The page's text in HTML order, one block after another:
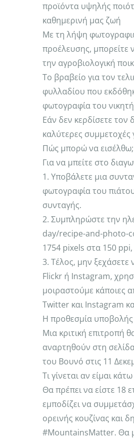
προϊόντα υψηλής
καθημερινή μας ζωή
Με τη λήψη
προέλευσης, μπορείτε
την αγροβιολογική
Το βραβείο για τον
φυλλαδίου που
φωτογραφία του
Εάν δεν κερδίσετε τον
καλύτερες
Πώς μπορώ να εισέλθω;
Για να μπείτε στο
1. Υποβάλετε μια
φωτογραφία του
συνταγής.
2. Συμπληρώστε την
day/recipe-and-photo-
1754 pixels στα 150 ppi,
3. Τέλος, μην
Flickr ή Instagram,
μοιραστούμε κάποιες
Twitter και Instagram
Η προθεσμία υποβολής
Μια κριτική επιτροπή
αναρτηθούν στη
του Βουνό στις 11
Τι γίνεται αν είμαι
Θα πρέπει να είστε 18
εμποδίζει να
ορεινής κουζίνας και
#MountainsMatter. Θα